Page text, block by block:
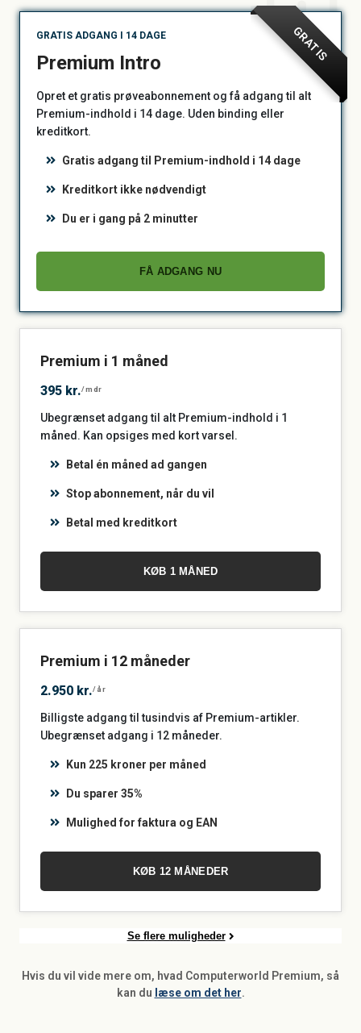
GRATIS
GRATIS ADGANG I 14 DAGE
Premium Intro
Opret et gratis prøveabonnement og få adgang til alt
Premium-indhold i 14 dage. Uden binding eller
kreditkort.
Gratis adgang til Premium-indhold i 14 dage
Kreditkort ikke nødvendigt
Du er i gang på 2 minutter
FÅ ADGANG NU
Premium i 1 måned
395 kr./mdr
Ubegrænset adgang til alt Premium-indhold i 1
måned. Kan opsiges med kort varsel.
Betal én måned ad gangen
Stop abonnement, når du vil
Betal med kreditkort
KØB 1 MÅNED
Premium i 12 måneder
2.950 kr./år
Billigste adgang til tusindvis af Premium-artikler.
Ubegrænset adgang i 12 måneder.
Kun 225 kroner per måned
Du sparer 35%
Mulighed for faktura og EAN
KØB 12 MÅNEDER
Se flere muligheder
Hvis du vil vide mere om, hvad Computerworld Premium, så
kan du læse om det her.